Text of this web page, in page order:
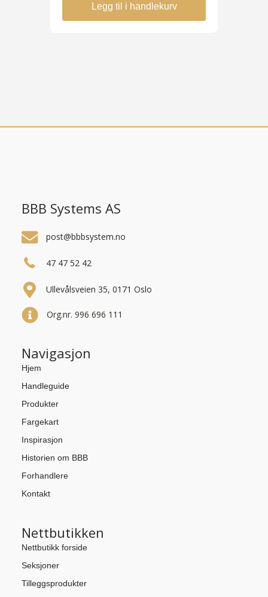
Legg til i handlekurv
BBB Systems AS
post@bbbsystem.no
47 47 52 42
Ullevålsveien 35, 0171 Oslo
Org.nr. 996 696 111
Navigasjon
Hjem
Handleguide
Produkter
Fargekart
Inspirasjon
Historien om BBB
Forhandlere
Kontakt
Nettbutikken
Nettbutikk forside
Seksjoner
Tilleggsprodukter